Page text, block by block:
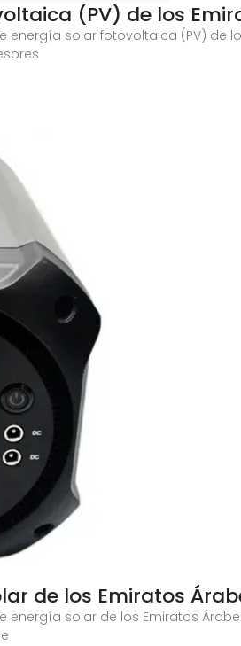
(PV) de los
solar fotovoltaica (PV) de
de los Emiratos
energía solar de los Emiratos